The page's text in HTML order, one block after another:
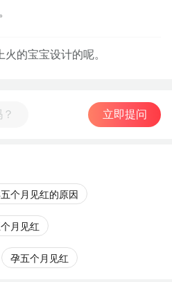
的宝宝设计的呢。
立即提问
个月见红的原因
月见红
孕五个月见红